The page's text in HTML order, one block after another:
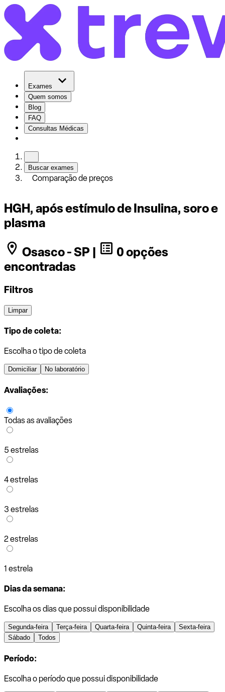
Exames
Quem somos
Blog
FAQ
Consultas Médicas
Buscar exames
Comparação de preços
HGH, após estímulo de Insulina, soro e
plasma
Osasco - SP |
0 opções
encontradas
Filtros
Limpar
Tipo de coleta:
Escolha o tipo de coleta
Domiciliar No laboratório
Avaliações:
Todas as avaliações
5 estrelas
4 estrelas
3 estrelas
2 estrelas
1 estrela
Dias da semana:
Escolha os dias que possui disponibilidade
Segunda-feira Terça-feira Quarta-feira Quinta-feira
Sexta-feira
Sábado
Todos
Período:
Escolha o período que possui disponibilidade